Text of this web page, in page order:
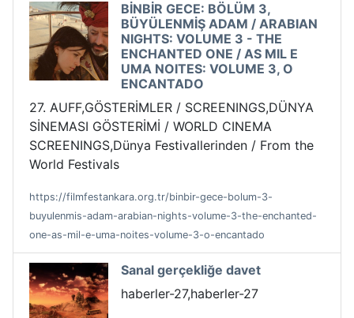
BİNBİR GECE: BÖLÜM 3,
BÜYÜLENMİŞ ADAM / ARABIAN
NIGHTS: VOLUME 3 - THE
ENCHANTED ONE / AS MIL E
UMA NOITES: VOLUME 3, O
ENCANTADO
27. AUFF,GÖSTERİMLER / SCREENINGS,DÜNYA
SİNEMASI GÖSTERİMİ / WORLD CINEMA
SCREENINGS,Dünya Festivallerinden / From the
World Festivals
https://filmfestankara.org.tr/binbir-gece-bolum-3-
buyulenmis-adam-arabian-nights-volume-3-the-enchanted-
one-as-mil-e-uma-noites-volume-3-o-encantado
Sanal gerçekliğe davet
haberler-27,haberler-27